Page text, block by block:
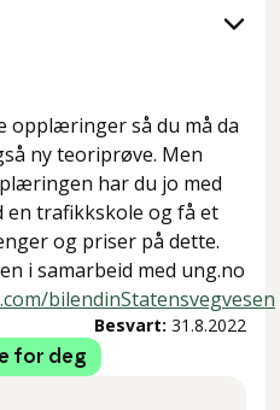
opplæringer så du må da
ny teoriprøve. Men
har du jo med
en trafikkskole og få et
og priser på dette.
i samarbeid med ung.no
bilendinStatensvegvesen
Besvart: 31.8.2022
for deg